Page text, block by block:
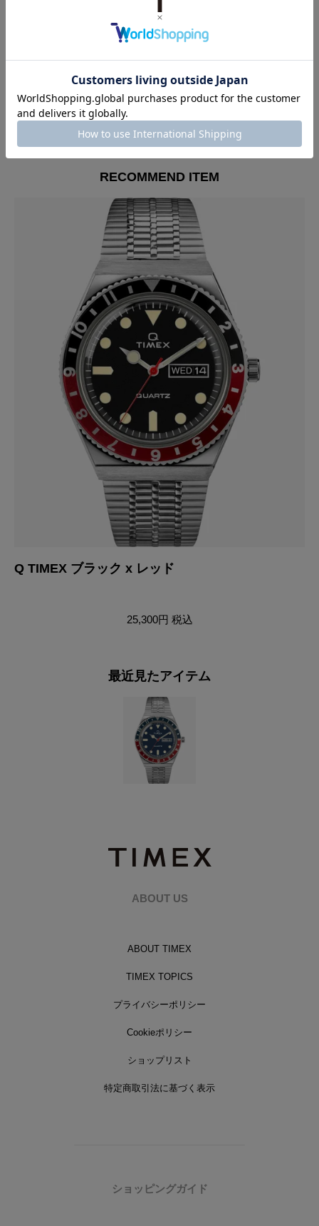
入りました。普段使いに丁度いいサイズ感です。別のカラー
RECOMMEND ITEM
Q TIMEX ブラック x レッド
25,300円 税込
最近見たアイテム
ABOUT US
ABOUT TIMEX
TIMEX TOPICS
プライバシーポリシー
Cookieポリシー
ショップリスト
特定商取引法に基づく表示
ショッピングガイド